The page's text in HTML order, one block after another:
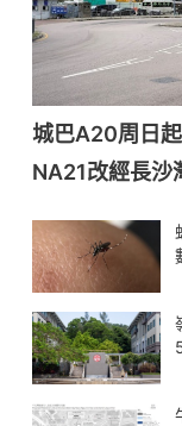
城巴A20周日
NA21改經長沙